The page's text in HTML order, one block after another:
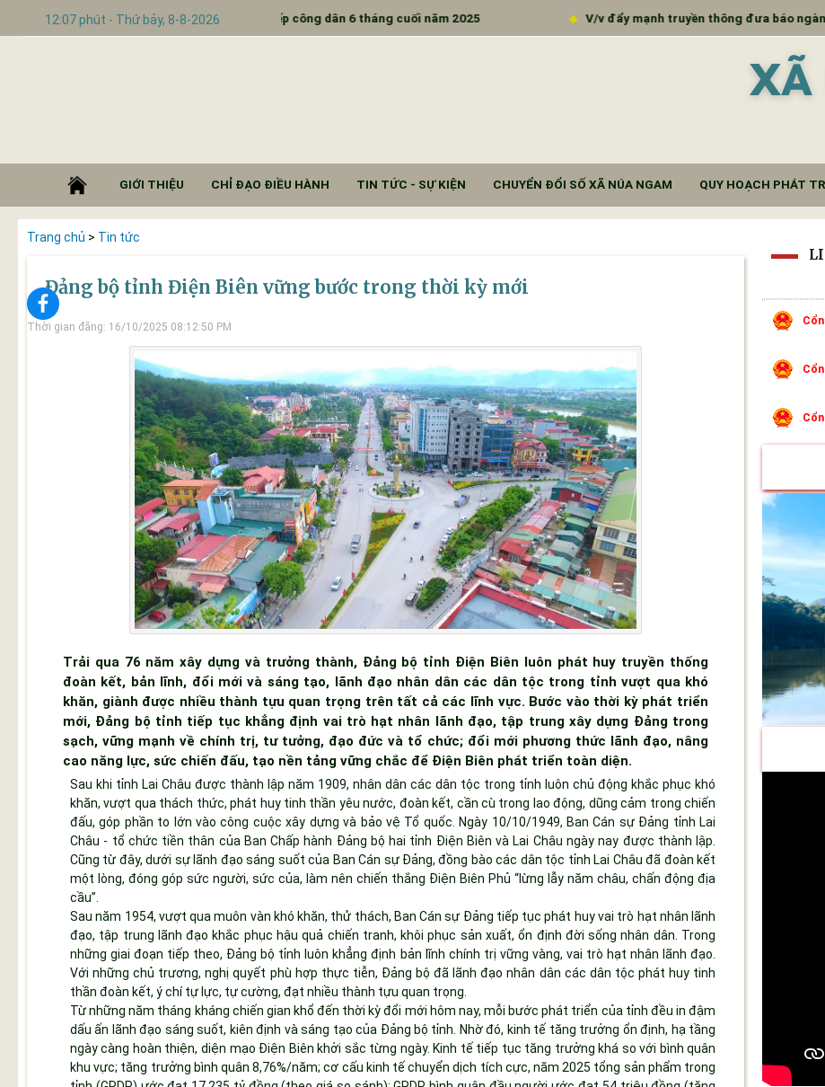
12:07 phút - Thứ bảy, 8-8-2026
THÔNG BÁO Lịch tiếp công dân 6 tháng cuối năm 2025 V/v đẩy mạnh truyền thông đưa báo ngành tới
XÃ
GIỚI THIỆU CHỈ ĐẠO ĐIỀU HÀNH TIN TỨC - SỰ KIỆN CHUYỂN ĐỔI SỐ XÃ NÚA NGAM QUY HOẠCH PHÁT
Trang chủ > Tin tức
Đảng bộ tỉnh Điện Biên vững bước trong thời kỳ mới
Thời gian đăng: 16/10/2025 08:12:50 PM
Trải qua 76 năm xây dựng và trưởng thành, Đảng bộ tỉnh Điện Biên luôn phát huy truyền thống
đoàn kết, bản lĩnh, đổi mới và sáng tạo, lãnh đạo nhân dân các dân tộc trong tỉnh vượt qua khó
khăn, giành được nhiều thành tựu quan trọng trên tất cả các lĩnh vực. Bước vào thời kỳ phát triển
mới, Đảng bộ tỉnh tiếp tục khẳng định vai trò hạt nhân lãnh đạo, tập trung xây dựng Đảng trong
sạch, vững mạnh về chính trị, tư tưởng, đạo đức và tổ chức; đổi mới phương thức lãnh đạo, nâng
cao năng lực, sức chiến đấu, tạo nền tảng vững chắc để Điện Biên phát triển toàn diện.
Sau khi tỉnh Lai Châu được thành lập năm 1909, nhân dân các dân tộc trong tỉnh luôn chủ động khắc phục khó
khăn, vượt qua thách thức, phát huy tinh thần yêu nước, đoàn kết, cần cù trong lao động, dũng cảm trong chiến
đấu, góp phần to lớn vào công cuộc xây dựng và bảo vệ Tổ quốc. Ngày 10/10/1949, Ban Cán sự Đảng tỉnh Lai
Châu - tổ chức tiền thân của Ban Chấp hành Đảng bộ hai tỉnh Điện Biên và Lai Châu ngày nay được thành lập.
Cũng từ đây, dưới sự lãnh đạo sáng suốt của Ban Cán sự Đảng, đồng bào các dân tộc tỉnh Lai Châu đã đoàn kết
một lòng, đóng góp sức người, sức của, làm nên chiến thắng Điện Biên Phủ “lừng lẫy năm châu, chấn động địa
cầu”.
Sau năm 1954, vượt qua muôn vàn khó khăn, thử thách, Ban Cán sự Đảng tiếp tục phát huy vai trò hạt nhân lãnh
đạo, tập trung lãnh đạo khắc phục hậu quả chiến tranh, khôi phục sản xuất, ổn định đời sống nhân dân. Trong
những giai đoạn tiếp theo, Đảng bộ tỉnh luôn khẳng định bản lĩnh chính trị vững vàng, vai trò hạt nhân lãnh đạo.
Với những chủ trương, nghị quyết phù hợp thực tiễn, Đảng bộ đã lãnh đạo nhân dân các dân tộc phát huy tinh
thần đoàn kết, ý chí tự lực, tự cường, đạt nhiều thành tựu quan trọng.
Từ những năm tháng kháng chiến gian khổ đến thời kỳ đổi mới hôm nay, mỗi bước phát triển của tỉnh đều in đậm
dấu ấn lãnh đạo sáng suốt, kiên định và sáng tạo của Đảng bộ tỉnh. Nhờ đó, kinh tế tăng trưởng ổn định, hạ tầng
ngày càng hoàn thiện, diện mạo Điện Biên khởi sắc từng ngày. Kinh tế tiếp tục tăng trưởng khá so với bình quân
khu vực; tăng trưởng bình quân 8,76%/năm; cơ cấu kinh tế chuyển dịch tích cực, năm 2025 tổng sản phẩm trong